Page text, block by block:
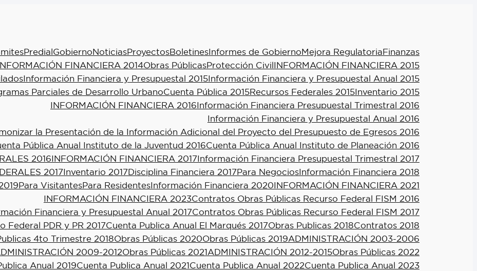
PredialGobiernoNoticiasProyectosBoletinesInformes de GobiernoMejora RegulatoriaFinanzas
FINANCIERA 2014Obras PúblicasProtección CivilINFORMACIÓN FINANCIERA 2015
Información Financiera y Presupuestal 2015Información Financiera y Presupuestal Anual 2015
Parciales de Desarrollo UrbanoCuenta Pública 2015Recursos Federales 2015Inventario 2015
INFORMACIÓN FINANCIERA 2016Información Financiera Presupuestal Trimestral 2016
Información Financiera y Presupuestal Anual 2016
la Presentación de la Información Adicional del Proyecto del Presupuesto de Egresos 2016
Pública Anual Instituto de la Juventud 2016Cuenta Pública Anual Instituto de Planeación 2016
2016INFORMACIÓN FINANCIERA 2017Información Financiera Presupuestal Trimestral 2017
2017Inventario 2017Disciplina Financiera 2017Para NegociosInformación Financiera 2018
Para VisitantesPara ResidentesInformación Financiera 2020INFORMACIÓN FINANCIERA 2021
INFORMACIÓN FINANCIERA 2023Contratos Obras Públicas Recurso Federal FISM 2016
Financiera y Presupuestal Anual 2017Contratos Obras Públicas Recurso Federal FISM 2017
Federal PDR y PR 2017Cuenta Publica Anual El Marqués 2017Obras Publicas 2018Contratos 2018
4to Trimestre 2018Obras Públicas 2020Obras Públicas 2019ADMINISTRACIÓN 2003-2006
2009-2012Obras Públicas 2021ADMINISTRACIÓN 2012-2015Obras Públicas 2022
Anual 2019Cuenta Publica Anual 2021Cuenta Publica Anual 2022Cuenta Publica Anual 2023